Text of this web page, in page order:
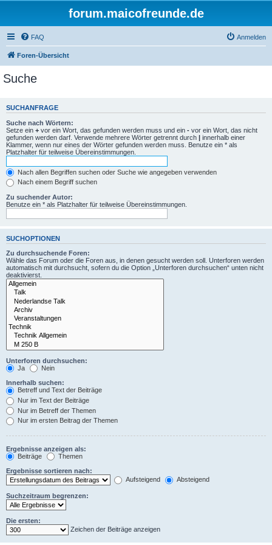
forum.maicofreunde.de
FAQ Anmelden
Foren-Übersicht
Suche
SUCHANFRAGE
Suche nach Wörtern:
Setze ein + vor ein Wort, das gefunden werden muss und ein - vor ein Wort, das nicht
gefunden werden darf. Verwende mehrere Wörter getrennt durch | innerhalb einer
Klammer, wenn nur eines der Wörter gefunden werden muss. Benutze ein * als
Platzhalter für teilweise Übereinstimmungen.
Nach allen Begriffen suchen oder Suche wie angegeben verwenden
Nach einem Begriff suchen
Zu suchender Autor:
Benutze ein * als Platzhalter für teilweise Übereinstimmungen.
SUCHOPTIONEN
Zu durchsuchende Foren:
Wähle das Forum oder die Foren aus, in denen gesucht werden soll. Unterforen werden
automatisch mit durchsucht, sofern du die Option „Unterforen durchsuchen“ unten nicht
deaktivierst.
Unterforen durchsuchen:
Ja
Nein
Innerhalb suchen:
Betreff und Text der Beiträge
Nur im Text der Beiträge
Nur im Betreff der Themen
Nur im ersten Beitrag der Themen
Ergebnisse anzeigen als:
Beiträge
Themen
Ergebnisse sortieren nach:
Aufsteigend
Absteigend
Suchzeitraum begrenzen:
Die ersten:
Zeichen der Beiträge anzeigen